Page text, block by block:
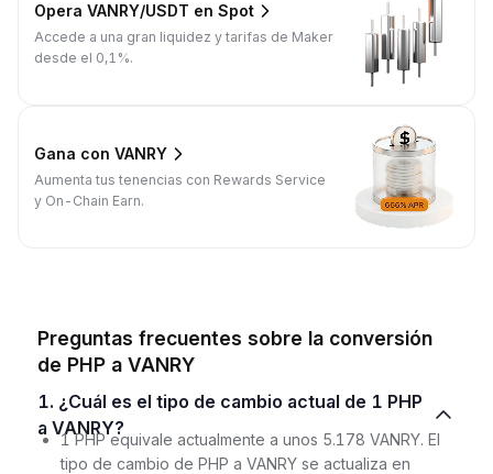
Opera VANRY/USDT en Spot
Accede a una gran liquidez y tarifas de Maker
desde el 0,1%.
Gana con VANRY
Aumenta tus tenencias con Rewards Service
y On-Chain Earn.
Preguntas frecuentes sobre la conversión
de PHP a VANRY
1. ¿Cuál es el tipo de cambio actual de 1 PHP
a VANRY?
1 PHP equivale actualmente a unos 5.178 VANRY. El
tipo de cambio de PHP a VANRY se actualiza en